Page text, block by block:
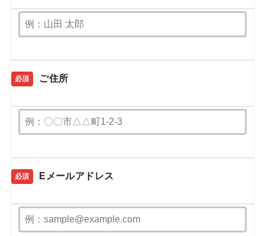
必須 ご住所
必須 Eメールアドレス